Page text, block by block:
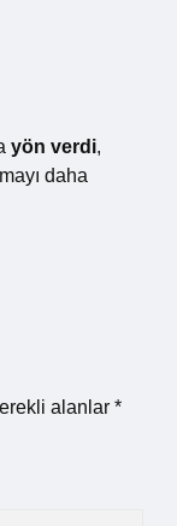
yön verdi,
daha
alanlar *